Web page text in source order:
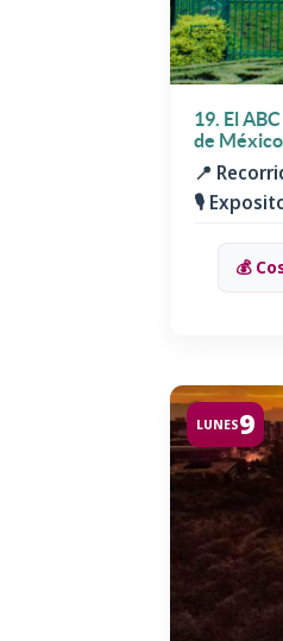
19. El
de México
📍
🎙️
💰
LUNES9